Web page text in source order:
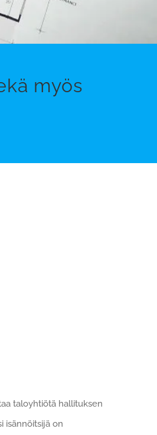
myös
taloyhtiötä hallituksen
isännöitsijä on